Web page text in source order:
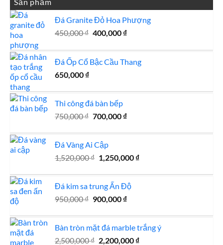
Sản phẩm
Đá Granite Đỏ Hoa Phượng
450,000₫ Giá
là:
450,000 ₫.
400,000 ₫Giá
tại
là:
Đá Ốp Cổ Bậc Cầu Thang
650,000 ₫
Thi công đá bàn bếp
750,000₫ Giá
750,000 ₫.
700,000 ₫Giá
700,000 ₫.
Đá Vàng Ai Cập
1,520,000₫ Giá
1,520,000 ₫.
1,250,000 ₫Giá
Đá kim sa trung Ấn Độ
950,000₫ Giá
950,000 ₫.
900,000 ₫Giá
là:
900,000 ₫.
Bàn tròn mặt đá marble trắng ý
2,500,000₫ Giá
2,200,000 ₫Giá